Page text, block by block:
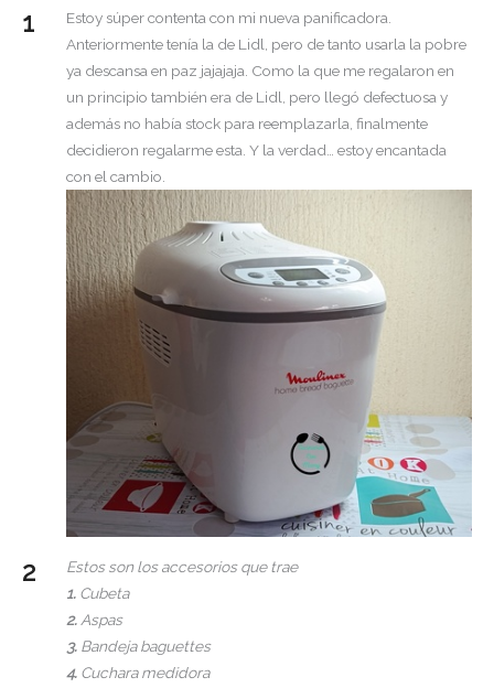
Estoy súper contenta con mi nueva panificadora.
Anteriormente tenía la de Lidl, pero de tanto usarla la pobre
ya descansa en paz jajajaja. Como la que me regalaron en
un principio también era de Lidl, pero llegó defectuosa y
además no había stock para reemplazarla, finalmente
decidieron regalarme esta. Y la verdad… estoy encantada
con el cambio.
Estos son los accesorios que trae
1. Cubeta
2. Aspas
3. Bandeja baguettes
4. Cuchara medidora